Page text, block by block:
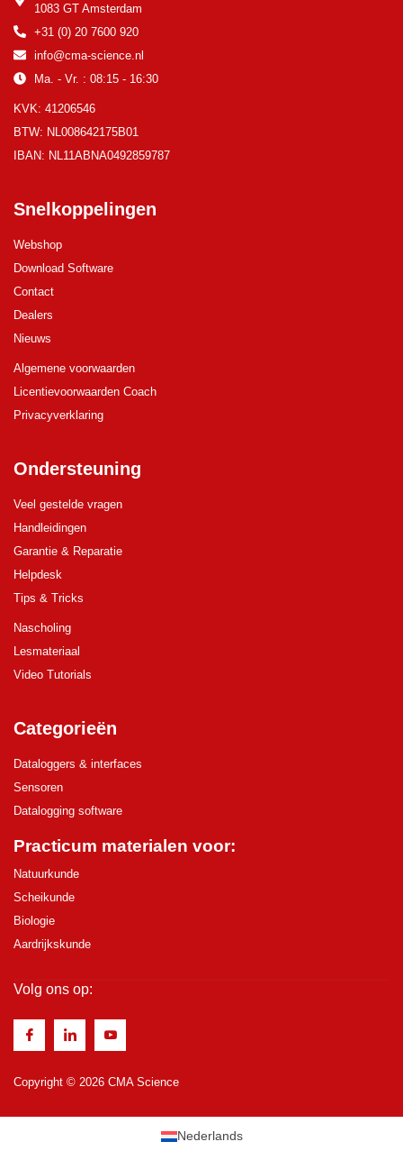
1083 GT Amsterdam
+31 (0) 20 7600 920
info@cma-science.nl
Ma. - Vr. : 08:15 - 16:30
KVK: 41206546
BTW: NL008642175B01
IBAN: NL11ABNA0492859787
Snelkoppelingen
Webshop
Download Software
Contact
Dealers
Nieuws
Algemene voorwaarden
Licentievoorwaarden Coach
Privacyverklaring
Ondersteuning
Veel gestelde vragen
Handleidingen
Garantie & Reparatie
Helpdesk
Tips & Tricks
Nascholing
Lesmateriaal
Video Tutorials
Categorieën
Dataloggers & interfaces
Sensoren
Datalogging software
Practicum materialen voor:
Natuurkunde
Scheikunde
Biologie
Aardrijkskunde
Volg ons op:
Copyright © 2026 CMA Science
Nederlands